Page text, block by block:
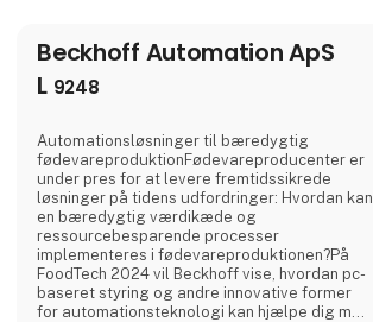
Beckhoff Automation ApS
L 9248
Automationsløsninger til bæredygtig
fødevareproduktionFødevareproducenter er
under pres for at levere fremtidssikrede
løsninger på tidens udfordringer: Hvordan kan
en bæredygtig værdikæde og
ressourcebesparende processer
implementeres i fødevareproduktionen?På
FoodTech 2024 vil Beckhoff vise, hvordan pc-
baseret styring og andre innovative former
for automationsteknologi kan hjælpe dig med